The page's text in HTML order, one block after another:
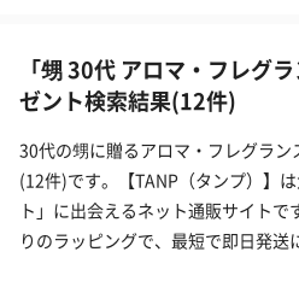
「甥 30代 アロマ・フレグ
ゼント検索結果(12件)
30代の甥に贈るアロマ・フレグラ
(12件)です。【TANP（タンプ）】
ト」に出会えるネット通販サイト
りのラッピングで、最短で即日発送